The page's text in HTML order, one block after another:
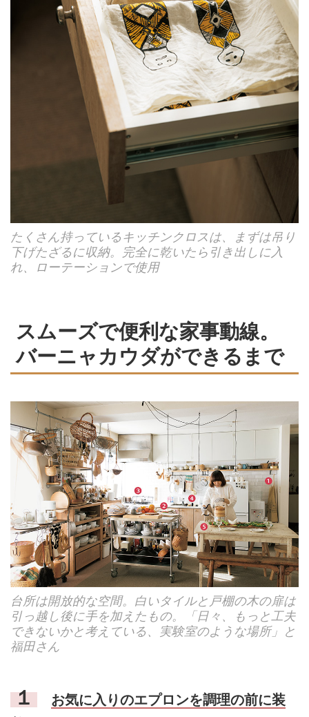
たくさん持っているキッチンクロスは、まずは吊り
下げたざるに収納。完全に乾いたら引き出しに入
れ、ローテーションで使用
スムーズで便利な家事動線。
バーニャカウダができるまで
台所は開放的な空間。白いタイルと戸棚の木の扉は
引っ越し後に手を加えたもの。「日々、もっと工夫
できないかと考えている、実験室のような場所」と
福田さん
１
お気に入りのエプロンを調理の前に装